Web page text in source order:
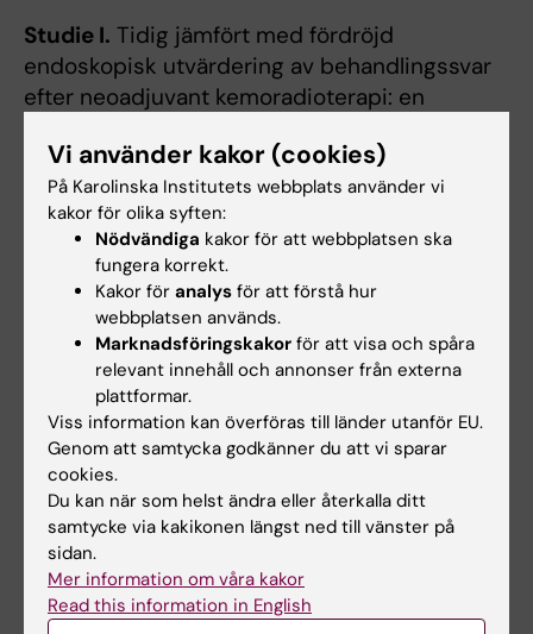
Studie I. Tidig jämfört med fördröjd
endoskopisk utvärdering av behandlingssvar
efter neoadjuvant kemoradioterapi: en
Studie II.Radiomics-baserad bedömning av
tumörsvar på neoadjuvant kemoradioterapi
vid esofaguscancer: en studie från
Stockholm-kohorten i NeoRes II
Studie III.Diagnostisk prestanda hos FAPI
PET/CT jämfört med kontrastförstärkt CT för
detektion av ockulta peritoneala metastaser
vid ventrikelcancer
Studie IV.
PET/CT för prediktion av peritonealt återfall
och sjukdomsfri överlevnad vid
ventrikelcancer
Vi använder kakor (cookies)
På Karolinska Institutets webbplats använder vi
kakor för olika syften:
Nödvändiga kakor för att webbplatsen ska
fungera korrekt.
Kakor för analys för att förstå hur
webbplatsen används.
Marknadsföringskakor för att visa och spåra
relevant innehåll och annonser från externa
plattformar.
Viss information kan överföras till länder utanför EU.
Genom att samtycka godkänner du att vi sparar
cookies.
Du kan när som helst ändra eller återkalla ditt
samtycke via kakikonen längst ned till vänster på
sidan.
Mer information om våra kakor
Read this information in English